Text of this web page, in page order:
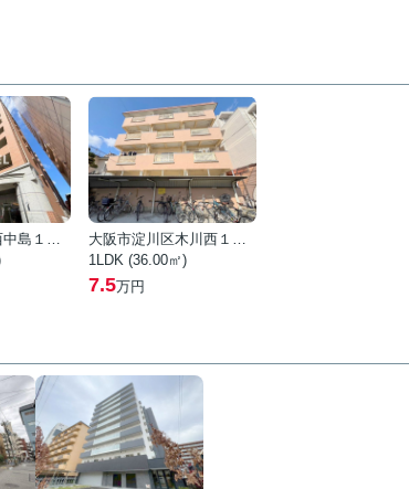
大阪市淀川区西中島１丁目
大阪市淀川区木川西１丁目
1LDK (36.00㎡)
7.5万円